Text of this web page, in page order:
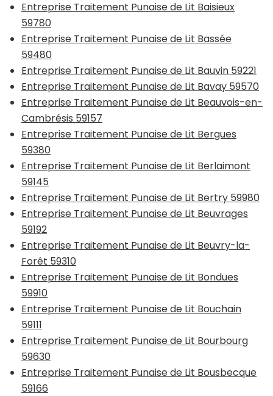
Entreprise Traitement Punaise de Lit Baisieux
59780
Entreprise Traitement Punaise de Lit Bassée
59480
Entreprise Traitement Punaise de Lit Bauvin 59221
Entreprise Traitement Punaise de Lit Bavay 59570
Entreprise Traitement Punaise de Lit Beauvois-en-
Cambrésis 59157
Entreprise Traitement Punaise de Lit Bergues
59380
Entreprise Traitement Punaise de Lit Berlaimont
59145
Entreprise Traitement Punaise de Lit Bertry 59980
Entreprise Traitement Punaise de Lit Beuvrages
59192
Entreprise Traitement Punaise de Lit Beuvry-la-
Forêt 59310
Entreprise Traitement Punaise de Lit Bondues
59910
Entreprise Traitement Punaise de Lit Bouchain
59111
Entreprise Traitement Punaise de Lit Bourbourg
59630
Entreprise Traitement Punaise de Lit Bousbecque
59166